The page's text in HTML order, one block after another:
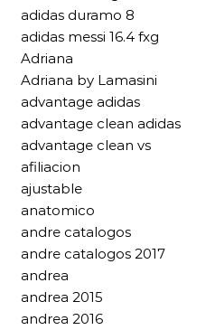
adidas duramo 8
adidas messi 16.4 fxg
Adriana
Adriana by Lamasini
advantage adidas
advantage clean adidas
advantage clean vs
afiliacion
ajustable
anatomico
andre catalogos
andre catalogos 2017
andrea
andrea 2015
andrea 2016